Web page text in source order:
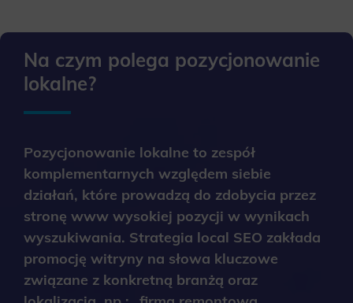
Na czym polega pozycjonowanie
lokalne?
Pozycjonowanie lokalne to zespół
komplementarnych względem siebie
działań, które prowadzą do zdobycia przez
stronę www wysokiej pozycji w wynikach
wyszukiwania. Strategia local SEO zakłada
promocję witryny na słowa kluczowe
związane z konkretną branżą oraz